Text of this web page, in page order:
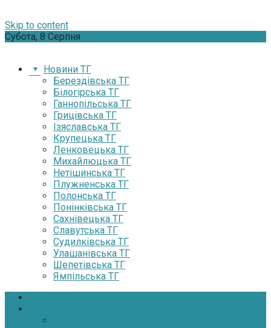
Skip to content
Субота, 8 Серпня
Новини ТГ
Берездівська ТГ
Білогірська ТГ
Ганнопільська ТГ
Грицівська ТГ
Ізяславська ТГ
Крупецька ТГ
Ленковецька ТГ
Михайлюцька ТГ
Нетішинська ТГ
Плужненська ТГ
Полонська ТГ
Понінківська ТГ
Сахнівецька ТГ
Славутська ТГ
Судилківська ТГ
Улашанівська ТГ
Шепетівська ТГ
Ямпільська ТГ